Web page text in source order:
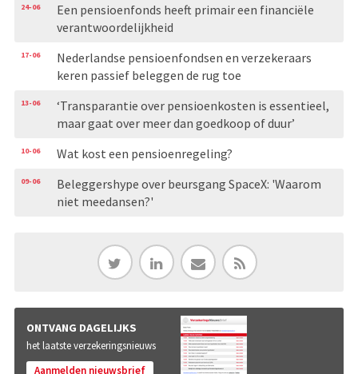
24-06
Een pensioenfonds heeft primair een financiële
verantwoordelijkheid
17-06
Nederlandse pensioenfondsen en verzekeraars
keren passief beleggen de rug toe
13-06
‘Transparantie over pensioenkosten is essentieel,
maar gaat over meer dan goedkoop of duur’
10-06 Wat kost een pensioenregeling?
09-06
Beleggershype over beursgang SpaceX: 'Waarom
niet meedansen?'
ONTVANG DAGELIJKS
het laatste verzekeringsnieuws
Aanmelden nieuwsbrief